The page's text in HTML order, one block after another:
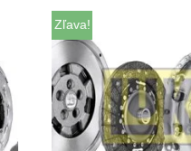
Zľava!